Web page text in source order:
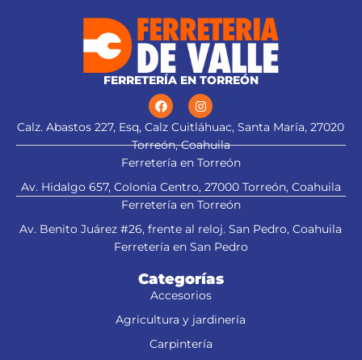
FERRETERÍA EN TORREÓN
Calz. Abastos 227, Esq, Calz Cuitláhuac, Santa María, 27020
Torreón, Coahuila
Ferretería en Torreón
Av. Hidalgo 657, Colonia Centro, 27000 Torreón, Coahuila
Ferretería en Torreón
Av. Benito Juárez #26, frente al reloj. San Pedro, Coahuila
Ferretería en San Pedro
Categorías
Accesorios
Agricultura y jardinería
Carpintería